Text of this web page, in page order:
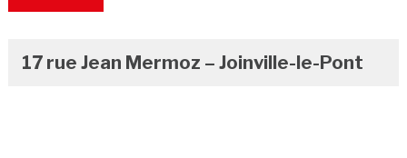
17 rue Jean Mermoz – Joinville-le-Pont